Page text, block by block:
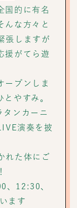
国的に有名
んな方々と
張しますが
援がてら遊
ープンしま
やすみ。
タンカーニ
演奏を披
れた体にご
、12:30、
ます